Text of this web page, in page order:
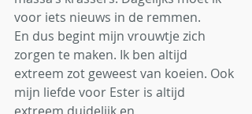
voor iets nieuws in de remmen.
En dus begint mijn vrouwtje zich
zorgen te maken. Ik ben altijd
extreem zot geweest van koeien. Ook
mijn liefde voor Ester is altijd